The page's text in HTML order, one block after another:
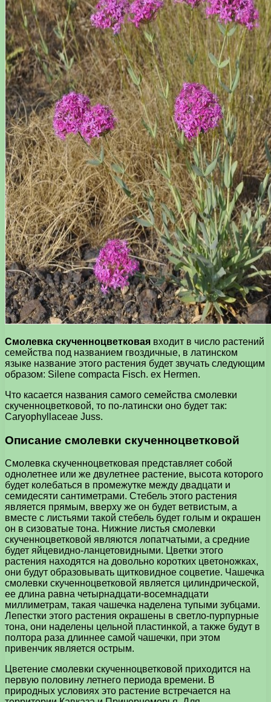
Смолевка скученноцветковая входит в число растений
семейства под названием гвоздичные, в латинском
языке название этого растения будет звучать следующим
образом: Silene compacta Fisch. ex Hermen.
Что касается названия самого семейства смолевки
скученноцветковой, то по-латински оно будет так:
Caryophyllaceae Juss.
Описание смолевки скученноцветковой
Смолевка скученноцветковая представляет собой
однолетнее или же двулетнее растение, высота которого
будет колебаться в промежутке между двадцати и
семидесяти сантиметрами. Стебель этого растения
является прямым, вверху же он будет ветвистым, а
вместе с листьями такой стебель будет голым и окрашен
он в сизоватые тона. Нижние листья смолевки
скученноцветковой являются лопатчатыми, а средние
будет яйцевидно-ланцетовидными. Цветки этого
растения находятся на довольно коротких цветоножках,
они будут образовывать щитковидное соцветие. Чашечка
смолевки скученноцветковой является цилиндрической,
ее длина равна четырнадцати-восемнадцати
миллиметрам, такая чашечка наделена тупыми зубцами.
Лепестки этого растения окрашены в светло-пурпурные
тона, они наделены цельной пластинкой, а также будут в
полтора раза длиннее самой чашечки, при этом
привенчик является острым.
Цветение смолевки скученноцветковой приходится на
первую половину летнего периода времени. В
природных условиях это растение встречается на